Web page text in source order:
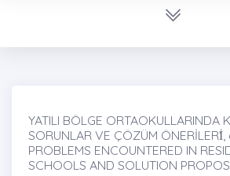
YATILI BÖLGE ORTAOKULLARINDA
SORUNLAR VE ÇÖZÜM ÖNERİLERİ̇,
PROBLEMS ENCOUNTERED IN
SCHOOLS AND SOLUTION